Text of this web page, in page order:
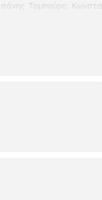
Ταμπούρο:
είσοδο.